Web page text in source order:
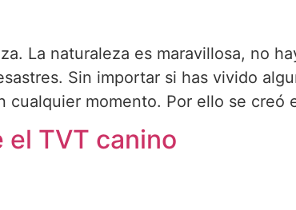
La naturaleza es maravillosa, no
Sin importar si has vivido
momento. Por ello se creó
el TVT canino